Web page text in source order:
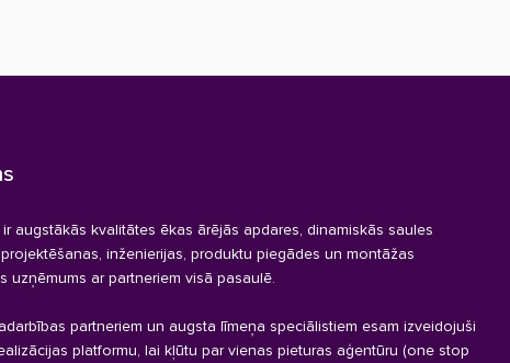
ir augstākās kvalitātes ēkas ārējās apdares, dinamiskās saules
inženierijas, produktu piegādes un montāžas
uzņēmums ar partneriem visā pasaulē.
partneriem un augsta līmeņa speciālistiem esam izveidojuši
platformu, lai kļūtu par vienas pieturas aģentūru (one stop